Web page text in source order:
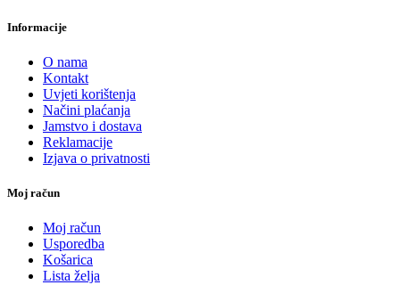
Informacije
O nama
Kontakt
Uvjeti korištenja
Načini plaćanja
Jamstvo i dostava
Reklamacije
Izjava o privatnosti
Moj račun
Moj račun
Usporedba
Košarica
Lista želja